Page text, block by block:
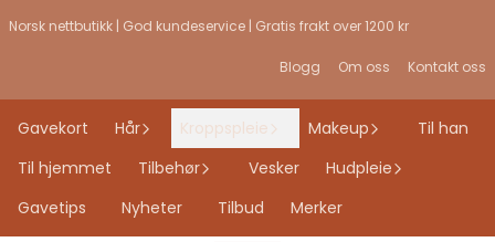
Hopp til innhold
Norsk nettbutikk | God kundeservice | Gratis frakt over 1200 kr
Blogg Om oss Kontakt oss
Gavekort Hår Kroppspleie Makeup
Til han
Til hjemmet
Tilbehør Vesker
Hudpleie
Gavetips
Nyheter Tilbud Merker